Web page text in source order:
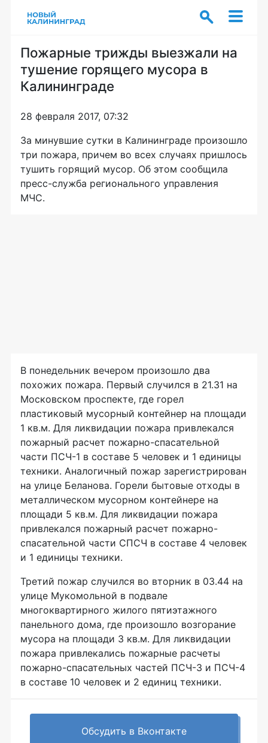
Пожарные трижды выезжали на
тушение горящего мусора в
Калининграде
28 февраля 2017, 07:32
За минувшие сутки в Калининграде произошло
три пожара, причем во всех случаях пришлось
тушить горящий мусор. Об этом сообщила
пресс-служба регионального управления
МЧС.
В понедельник вечером произошло два
похожих пожара. Первый случился в 21.31 на
Московском проспекте, где горел
пластиковый мусорный контейнер на площади
1 кв.м. Для ликвидации пожара привлекался
пожарный расчет пожарно-спасательной
части ПСЧ-1 в составе 5 человек и 1 единицы
техники. Аналогичный пожар зарегистрирован
на улице Беланова. Горели бытовые отходы в
металлическом мусорном контейнере на
площади 5 кв.м. Для ликвидации пожара
привлекался пожарный расчет пожарно-
спасательной части СПСЧ в составе 4 человек
и 1 единицы техники.
Третий пожар случился во вторник в 03.44 на
улице Мукомольной в подвале
многоквартирного жилого пятиэтажного
панельного дома, где произошло возгорание
мусора на площади 3 кв.м. Для ликвидации
пожара привлекались пожарные расчеты
пожарно-спасательных частей ПСЧ-3 и ПСЧ-4
в составе 10 человек и 2 единиц техники.
Обсудить в Вконтакте